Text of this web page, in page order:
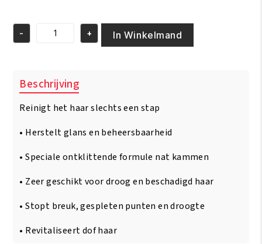
African
IN-
Shampoo
Conditioner
ml
- + In Winkelmand
Beschrijving
Reinigt het haar slechts een stap
• Herstelt glans en beheersbaarheid
• Speciale ontklittende formule nat kammen
• Zeer geschikt voor droog en beschadigd haar
• Stopt breuk, gespleten punten en droogte
• Revitaliseert dof haar